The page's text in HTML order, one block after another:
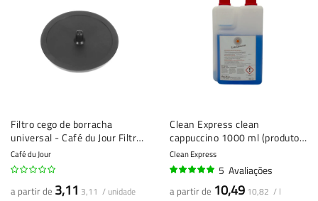
Filtro cego de borracha
universal - Café du Jour Filtro
cego de borracha Ø 50mm -
Ferramenta de limpeza para
máquinas de café expresso
Café du Jour
a partir de 3,11 3,11 / unidade
Clean Express clean
cappuccino 1000 ml (produto
de limpeza de leite / produto
de limpeza de cappuccino)
Clean Express
5 Avaliações
a partir de 10,49 10,82 / l